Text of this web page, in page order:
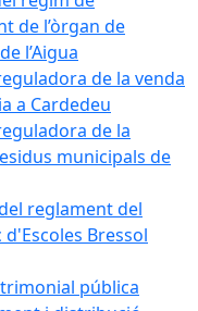
de l’òrgan de
l’Aigua
de la venda
a Cardedeu
de la
municipals de
reglament del
d'Escoles Bressol
pública